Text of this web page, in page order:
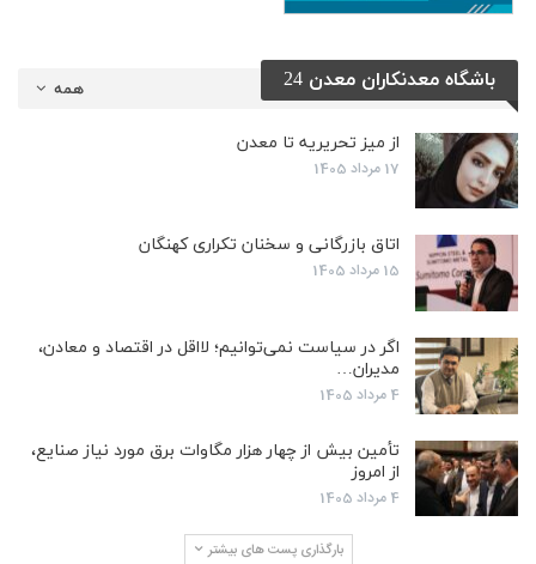
همه باشگاه معدنکاران معدن 24
از میز تحریریه تا معدن
17 مرداد 1405
اتاق بازرگانی و سخنان تکراری کهنگان
15 مرداد 1405
اگر در سیاست نمی‌توانیم؛ لااقل در اقتصاد و معادن،
مدیران…
4 مرداد 1405
تأمین بیش از چهار هزار مگاوات برق مورد نیاز صنایع،
از امروز
4 مرداد 1405
بارگذاری پست های بیشتر